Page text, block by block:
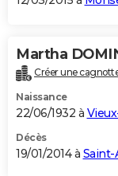
Martha
Créer une
Naissance
22/06/1932 à
Décès
19/01/2014 à